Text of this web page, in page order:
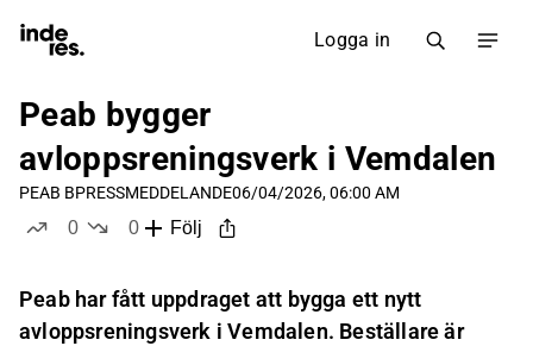
Logga in
Peab bygger
avloppsreningsverk i Vemdalen
PEAB BPRESSMEDDELANDE06/04/2026, 06:00 AM
0
0
Följ
Peab har fått uppdraget att bygga ett nytt
avloppsreningsverk i Vemdalen. Beställare är